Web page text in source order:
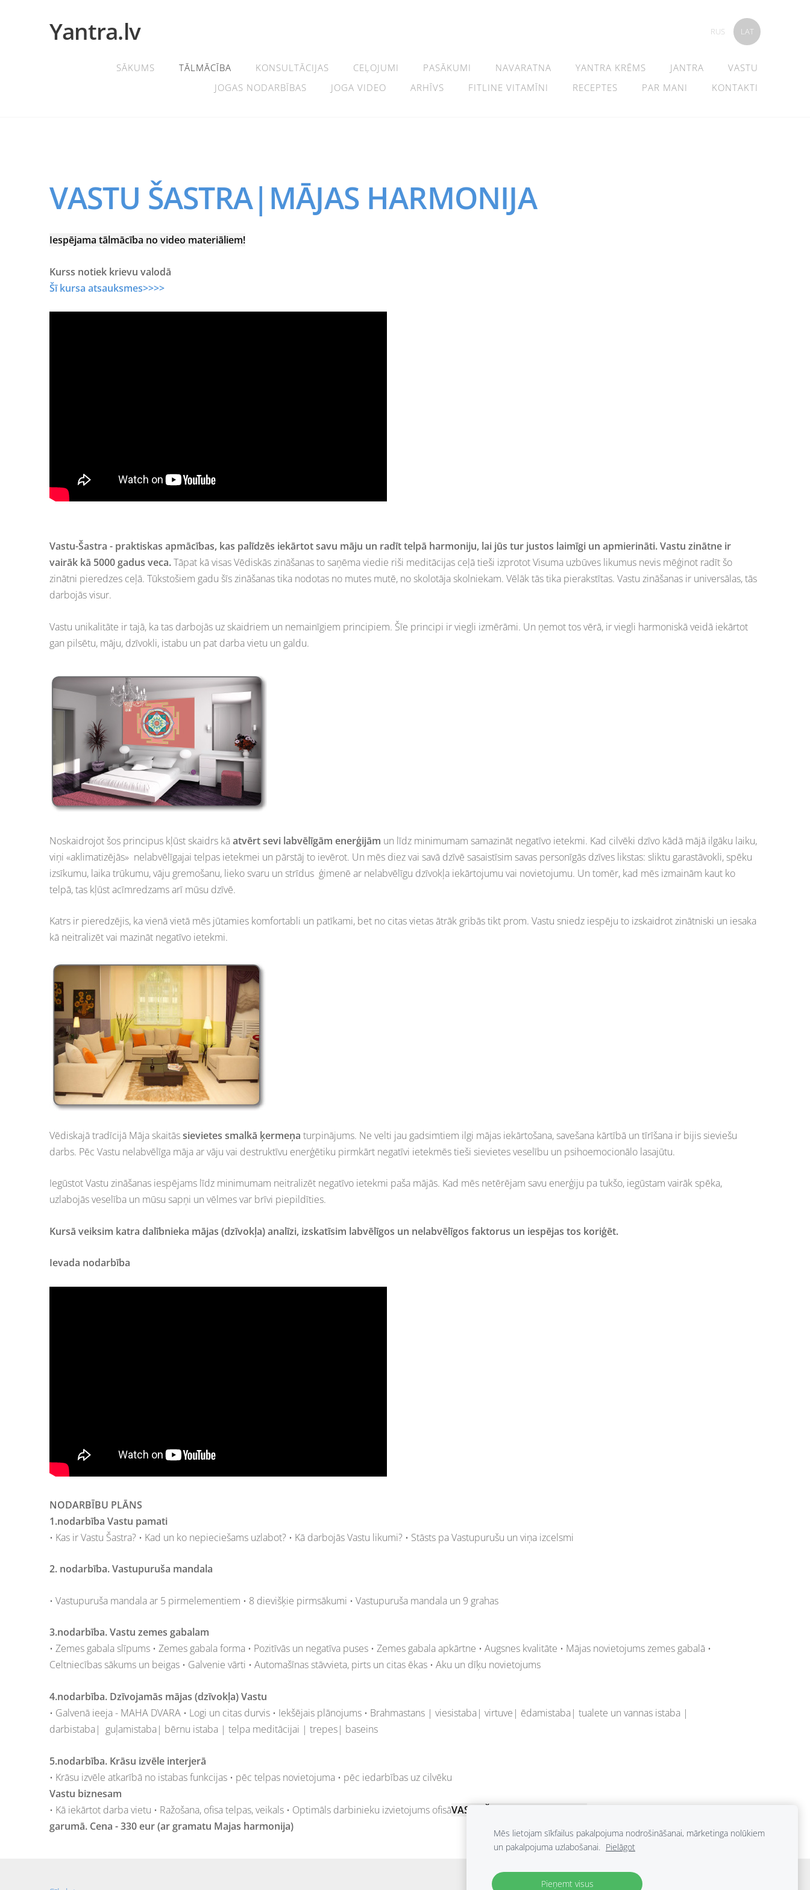
Yantra.lv
SĀKUMS TĀLMĀCĪBA KONSULTĀCIJAS CEĻOJUMI PASĀKUMI NAVARATNA YANTRA KRĒMS JANTRA
VASTU
JOGAS NODARBĪBAS
JOGA VIDEO ARHĪVS FITLINE VITAMĪNI RECEPTES PAR MANI KONTAKTI
RUS LAT
VASTU ŠASTRA|MĀJAS HARMONIJA
Iespējama tālmācība no video materiāliem!
Kurss notiek krievu valodā
Šī kursa atsauksmes>>>>
Vastu-Šastra - praktiskas apmācības, kas palīdzēs iekārtot savu māju un radīt telpā harmoniju, lai jūs tur justos laimīgi un apmierināti. Vastu zinātne ir
vairāk kā 5000 gadus veca.Tāpat kā visas Vēdiskās zināšanas to saņēma viedie riši meditācijas ceļā tieši izprotot Visuma uzbūves likumus nevis mēģinot radīt šo
zinātni pieredzes ceļā. Tūkstošiem gadu šīs zināšanas tika nodotas no mutes mutē, no skolotāja skolniekam. Vēlāk tās tika pierakstītas. Vastu zināšanas ir universālas, tās
darbojās visur.
Vastu unikalitāte ir tajā, ka tas darbojās uz skaidriem un nemainīgiem principiem. Šīe principi ir viegli izmērāmi. Un ņemot tos vērā, ir viegli harmoniskā veidā iekārtot
gan pilsētu, māju, dzīvokli, istabu un pat darba vietu un galdu.
Noskaidrojot šos principus kļūst skaidrs kāatvērt sevi labvēlīgām enerģijām un līdz minimumam samazināt negatīvo ietekmi. Kad cilvēki dzīvo kādā mājā ilgāku laiku,
viņi «aklimatizējās» nelabvēlīgajai telpas ietekmei un pārstāj to ievērot. Un mēs diez vai savā dzīvē sasaistīsim savas personīgās dzīves likstas: sliktu garastāvokli, spēku
izsīkumu, laika trūkumu, vāju gremošanu, lieko svaru un strīdus ģimenē ar nelabvēlīgu dzīvokļa iekārtojumu vai novietojumu. Un tomēr, kad mēs izmainām kaut ko
telpā, tas kļūst acīmredzams arī mūsu dzīvē.
Katrs ir pieredzējis, ka vienā vietā mēs jūtamies komfortabli un patīkami, bet no citas vietas ātrāk gribās tikt prom. Vastu sniedz iespēju to izskaidrot zinātniski un iesaka
kā neitralizēt vai mazināt negatīvo ietekmi.
Vēdiskajā tradīcijā Māja skaitāssievietes smalkā ķermeņa turpinājums. Ne velti jau gadsimtiem ilgi mājas iekārtošana, savešana kārtībā un tīrīšana ir bijis sieviešu
darbs. Pēc Vastu nelabvēlīga māja ar vāju vai destruktīvu enerģētiku pirmkārt negatīvi ietekmēs tieši sievietes veselību un psihoemocionālo lasajūtu.
Iegūstot Vastu zināšanas iespējams līdz minimumam neitralizēt negatīvo ietekmi paša mājās. Kad mēs netērējam savu enerģiju pa tukšo, iegūstam vairāk spēka,
uzlabojās veselība un mūsu sapņi un vēlmes var brīvi piepildīties.
Kursā veiksim katra dalībnieka mājas (dzīvokļa) analīzi, izskatīsim labvēlīgos un nelabvēlīgos faktorus un iespējas tos koriģēt.
Ievada nodarbība
NODARBĪBU PLĀNS
1.nodarbība Vastu pamati
• Kas ir Vastu Šastra? • Kad un ko nepieciešams uzlabot? • Kā darbojās Vastu likumi? • Stāsts pa Vastupurušu un viņa izcelsmi
2. nodarbība. Vastupuruša mandala
• Vastupuruša mandala ar 5 pirmelementiem • 8 dievišķie pirmsākumi • Vastupuruša mandala un 9 grahas
3.nodarbība. Vastu zemes gabalam
• Zemes gabala slīpums • Zemes gabala forma • Pozitīvās un negatīva puses • Zemes gabala apkārtne • Augsnes kvalitāte • Mājas novietojums zemes gabalā •
Celtniecības sākums un beigas • Galvenie vārti • Automašīnas stāvvieta, pirts un citas ēkas • Aku un dīķu novietojums
4.nodarbība. Dzīvojamās mājas (dzīvokļa) Vastu
• Galvenā ieeja - MAHA DVARA • Logi un citas durvis • Iekšējais plānojums • Brahmastans | viesistaba| virtuve| ēdamistaba| tualete un vannas istaba |
darbistaba| guļamistaba| bērnu istaba | telpa meditācijai | trepes| baseins
5.nodarbība. Krāsu izvēle interjerā
• Krāsu izvēle atkarībā no istabas funkcijas • pēc telpas novietojuma • pēc iedarbības uz cilvēku
Vastu biznesam
• Kā iekārtot darba vietu • Ražošana, ofisa telpas, veikals • Optimāls darbinieku izvietojums ofisāVASTU ŠASTRA KURSS sastāv
garumā. Cena - 330 eur (ar gramatu Majas harmonija)
Mēs lietojam sīkfailus pakalpojuma nodrošināšanai, mārketinga nolūkiem
un pakalpojuma uzlabošanai. Pielāgot
Pieņemt visus